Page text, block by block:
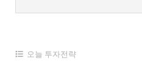
오늘 투자전략